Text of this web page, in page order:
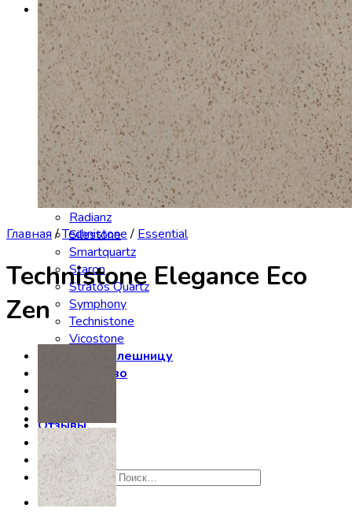
Каталог
Asterum
Аварус
Avantquartz
Belenco
Caesarstone
Cambria
Compac
Dekton
Etna Quartz
Grandex
Noblle Quartz
Radianz
Silestone
Smartquartz
Staron
Stratos Quartz
Symphony
Technistone
Vicostone
Заказать столешницу
Производство
Отзывы
Контакты
Искать:
Главная /Technistone / Essential
Technistone Elegance Eco
Zen